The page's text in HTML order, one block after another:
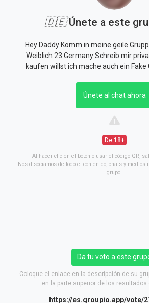
🇩🇪Únete a este
Hey Daddy Komm in meine geile
Weiblich 23 Germany Schreib mir
kaufen willst ich mache auch ein Fake
Únete al chat ahora
De 18+
Al hacer clic en el botón o usar el código QR,
Nos disociamos de todo el contenido, chats y medios
grupo.
Da tu voto a este
Coloque el enlace en la descripción de su
en la parte superior de los resultados
https://es.groupio.app/vote/